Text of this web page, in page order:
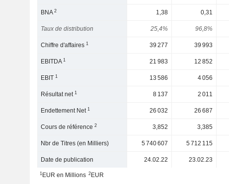
BNA2 1,38 0,31
Taux de distribution 25,4% 96,8%
Chiffre d'affaires1 39 277 39 993
EBITDA1 21 983 12 852
EBIT1 13 586 4 056
Résultat net1 8 137 2 011
Endettement Net1 26 032 26 687
Cours de référence2 3,852 3,385
Nbr de Titres (en Milliers) 5 740 607 5 712 115
Date de publication 24.02.22 23.02.23
1EUR en Millions 2EUR